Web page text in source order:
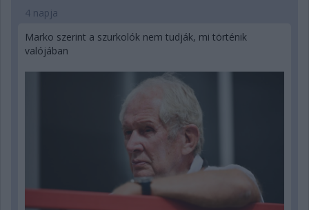
4 napja
Marko szerint a szurkolók nem tudják, mi történik
valójában